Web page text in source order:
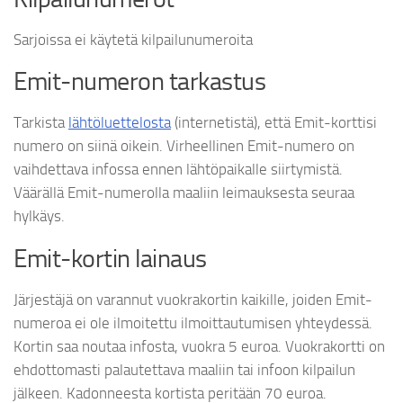
Sarjoissa ei käytetä kilpailunumeroita
Emit-numeron tarkastus
Tarkista lähtöluettelosta(internetistä), että Emit-korttisi
numero on siinä oikein. Virheellinen Emit-numero on
vaihdettava infossa ennen lähtöpaikalle siirtymistä.
Väärällä Emit-numerolla maaliin leimauksesta seuraa
hylkäys.
Emit-kortin lainaus
Järjestäjä on varannut vuokrakortin kaikille, joiden Emit-
numeroa ei ole ilmoitettu ilmoittautumisen yhteydessä.
Kortin saa noutaa infosta, vuokra 5 euroa. Vuokrakortti on
ehdottomasti palautettava maaliin tai infoon kilpailun
jälkeen. Kadonneesta kortista peritään 70 euroa.